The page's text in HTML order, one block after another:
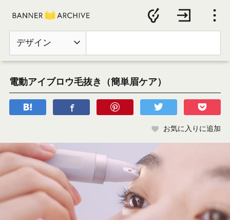
デザイン
電動アイブロウ毛抜き（簡単眉ケア）
お気に入りに追加